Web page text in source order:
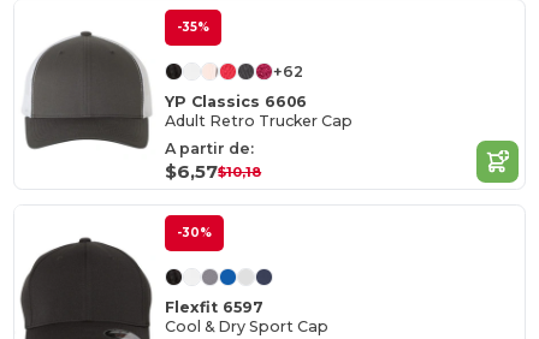
-35%
+62
YP Classics 6606
Adult Retro Trucker Cap
A partir de:
$6,57$10,18
-30%
Flexfit 6597
Cool & Dry Sport Cap